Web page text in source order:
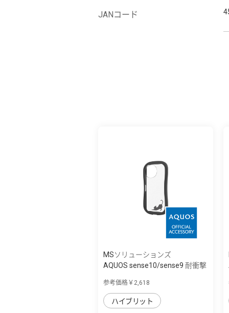
JANコード
MSソリューションズ
AQUOS sense10/sense9 耐衝撃
参考価格￥2,618
ハイブリット